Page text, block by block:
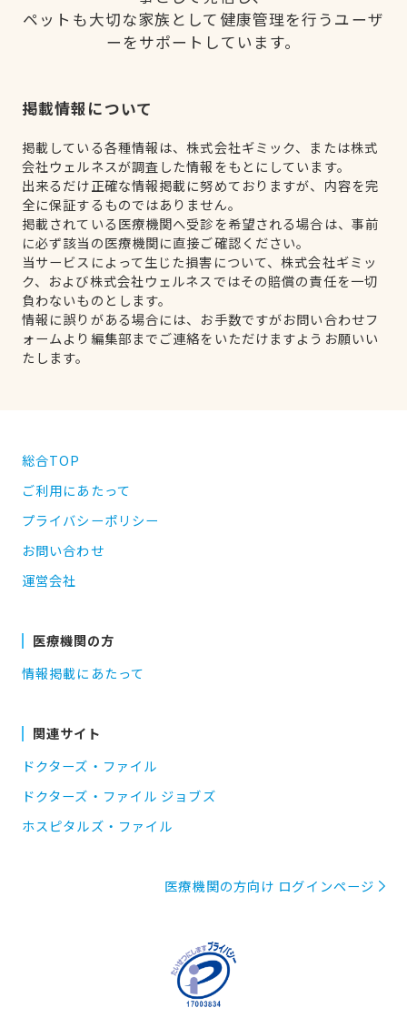
ペットも大切な家族として健康管理を行うユーザ
ーをサポートしています。
掲載情報について
掲載している各種情報は、株式会社ギミック、または株式
会社ウェルネスが調査した情報をもとにしています。
出来るだけ正確な情報掲載に努めておりますが、内容を完
全に保証するものではありません。
掲載されている医療機関へ受診を希望される場合は、事前
に必ず該当の医療機関に直接ご確認ください。
当サービスによって生じた損害について、株式会社ギミッ
ク、および株式会社ウェルネスではその賠償の責任を一切
負わないものとします。
情報に誤りがある場合には、お手数ですがお問い合わせフ
ォームより編集部までご連絡をいただけますようお願いい
たします。
総合TOP
ご利用にあたって
プライバシーポリシー
お問い合わせ
運営会社
医療機関の方
情報掲載にあたって
関連サイト
ドクターズ・ファイル
ドクターズ・ファイル ジョブズ
ホスピタルズ・ファイル
医療機関の方向け ログインページ